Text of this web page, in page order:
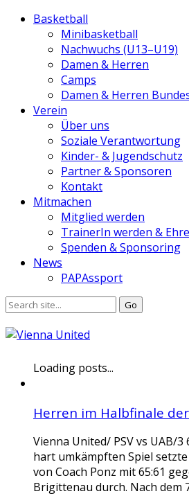
Basketball
Minibasketball
Nachwuchs (U13–U19)
Damen & Herren
Camps
Damen & Herren
Verein
Über uns
Soziale Verantwortung
Kinder- & Jugendschutz
Partner & Sponsoren
Kontakt
Mitmachen
Mitglied werden
TrainerIn werden &
Spenden & Sponsoring
News
PAPAssport
Loading posts...
Herren im Halbfinale der
Vienna United/ PSV vs UAB/3
hart umkämpften Spiel
von Coach Ponz mit 65:61
Brigittenau durch. Nach dem